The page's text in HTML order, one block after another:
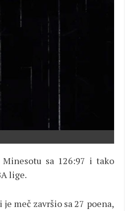
sa 126:97 i tako
lige.
meč završio sa 27 poena,